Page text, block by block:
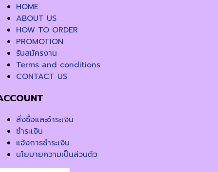
HOME
ABOUT US
HOW TO ORDER
PROMOTION
รับสมัครงาน
Terms and conditions
CONTACT US
สั่งซื้อและชำระเงิน
ชำระเงิน
แจ้งการชำระเงิน
นโยบายความเป็นส่วนตัว